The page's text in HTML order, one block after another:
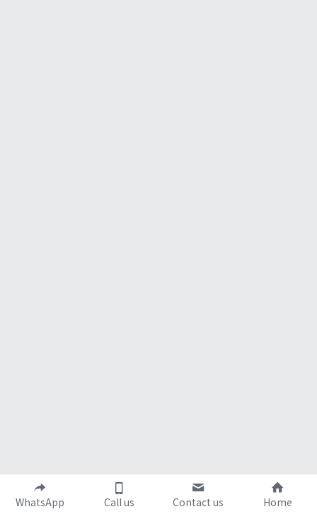
WhatsApp Call us Contact us Home